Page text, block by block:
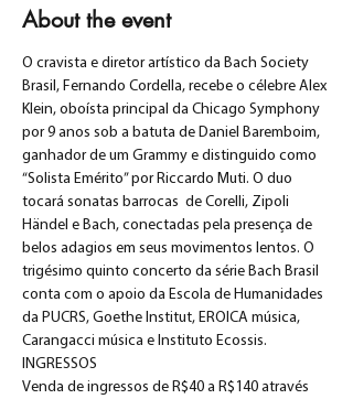
About the event
O cravista e diretor artístico da Bach Society
Brasil, Fernando Cordella, recebe o célebre Alex
Klein, oboísta principal da Chicago Symphony
por 9 anos sob a batuta de Daniel Baremboim,
ganhador de um Grammy e distinguido como
“Solista Emérito” por Riccardo Muti. O duo
tocará sonatas barrocas  de Corelli, Zipoli
Händel e Bach, conectadas pela presença de
belos adagios em seus movimentos lentos. O
trigésimo quinto concerto da série Bach Brasil
conta com o apoio da Escola de Humanidades
da PUCRS, Goethe Institut, EROICA música,
Carangacci música e Instituto Ecossis.
INGRESSOS
Venda de ingressos de R$40 a R$140 através